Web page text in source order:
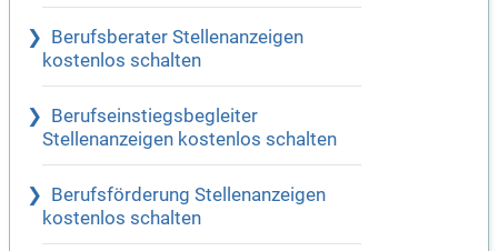
Berufsberater Stellenanzeigen
kostenlos schalten
Berufseinstiegsbegleiter
Stellenanzeigen kostenlos schalten
Berufsförderung Stellenanzeigen
kostenlos schalten